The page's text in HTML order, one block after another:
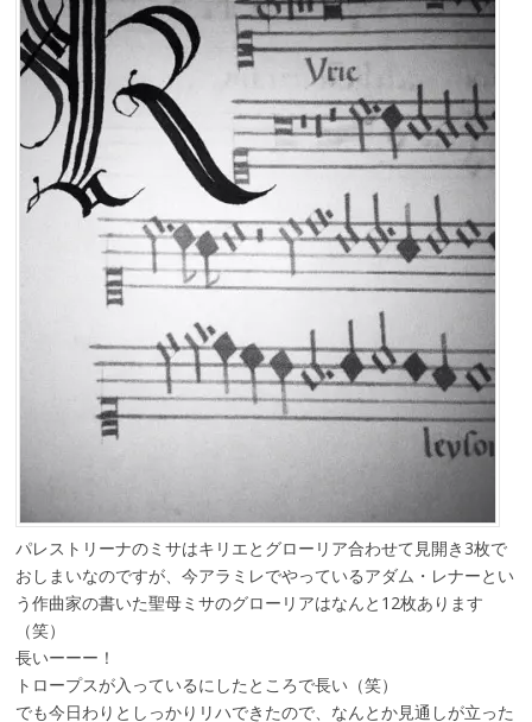
パレストリーナのミサはキリエとグローリア合わせて見開き3枚で
おしまいなのですが、今アラミレでやっているアダム・レナーとい
う作曲家の書いた聖母ミサのグローリアはなんと12枚あります
（笑）
長いーーー！
トロープスが入っているにしたところで長い（笑）
でも今日わりとしっかりリハできたので、なんとか見通しが立った